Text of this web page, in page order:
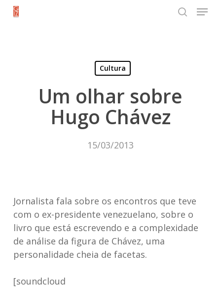
Skip
Menu
Cultura
Um olhar sobre
Hugo Chávez
15/03/2013
Jornalista fala sobre os encontros que teve
com o ex-presidente venezuelano, sobre o
livro que está escrevendo e a complexidade
de análise da figura de Chávez, uma
personalidade cheia de facetas.
[soundcloud